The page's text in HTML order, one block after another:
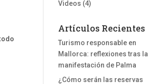
Videos (4)
Artículos Recientes
Turismo responsable en
Mallorca: reflexiones tras la
manifestación de Palma
¿Cómo serán las reservas